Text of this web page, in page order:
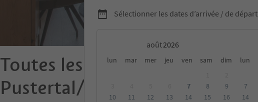
Sélectionner les dates d’arrivée / de départ
août
lun mar mer jeu ven sam dim lun
7 8
9
10
11 12 13 14 15
16
7
14
Toutes les chambres d'hôtes à
Pustertal/Val Pusteria